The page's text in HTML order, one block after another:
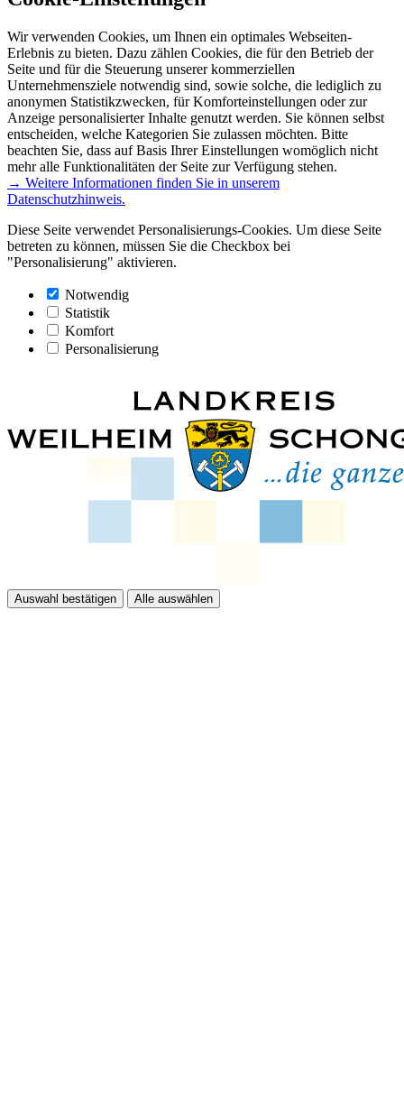
Wir verwenden Cookies, um Ihnen ein optimales Webseiten-
Erlebnis zu bieten. Dazu zählen Cookies, die für den Betrieb der
Seite und für die Steuerung unserer kommerziellen
Unternehmensziele notwendig sind, sowie solche, die lediglich zu
anonymen Statistikzwecken, für Komforteinstellungen oder zur
Anzeige personalisierter Inhalte genutzt werden. Sie können selbst
entscheiden, welche Kategorien Sie zulassen möchten. Bitte
beachten Sie, dass auf Basis Ihrer Einstellungen womöglich nicht
mehr alle Funktionalitäten der Seite zur Verfügung stehen.
→ Weitere Informationen finden Sie in unserem
Datenschutzhinweis.
Diese Seite verwendet Personalisierungs-Cookies. Um diese Seite
betreten zu können, müssen Sie die Checkbox bei
"Personalisierung" aktivieren.
Notwendig
Statistik
Komfort
Personalisierung
Auswahl bestätigen Alle auswählen